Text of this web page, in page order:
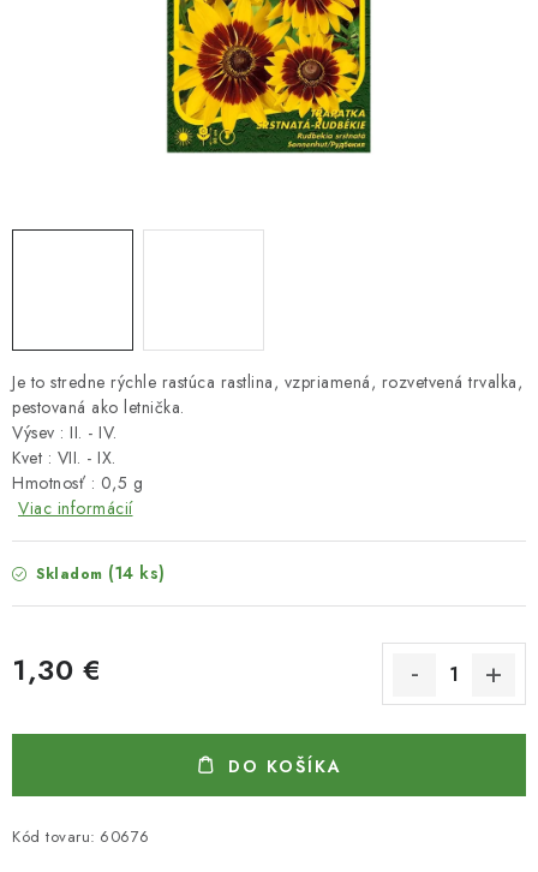
Podmienky ochrany osobných údajov
Je to stredne rýchle rastúca rastlina, vzpriamená, rozvetvená trvalka,
pestovaná ako letnička.
Výsev : II. - IV.
Kvet : VII. - IX.
Hmotnosť : 0,5 g
Viac informácií
Skladom (14 ks)
1,30 €
DO KOŠÍKA
Kód tovaru: 60676